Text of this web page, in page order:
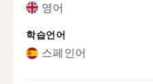
영어
학습언어
스페인어